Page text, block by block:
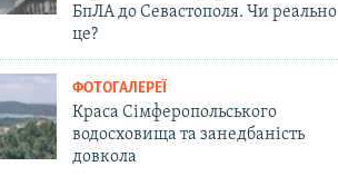
БпЛА до Севастополя. Чи реально
це?
ФОТОГАЛЕРЕЇ
Краса Сімферопольського
водосховища та занедбаність
довкола